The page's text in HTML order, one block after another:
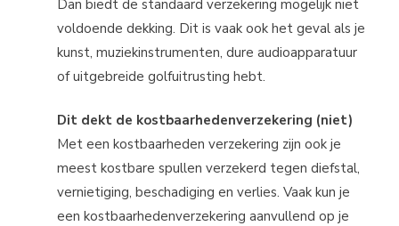
Dan biedt de standaard verzekering mogelijk niet
voldoende dekking. Dit is vaak ook het geval als je
kunst, muziekinstrumenten, dure audioapparatuur
of uitgebreide golfuitrusting hebt.
Dit dekt de kostbaarhedenverzekering (niet)
Met een kostbaarheden verzekering zijn ook je
meest kostbare spullen verzekerd tegen diefstal,
vernietiging, beschadiging en verlies. Vaak kun je
een kostbaarhedenverzekering aanvullend op je